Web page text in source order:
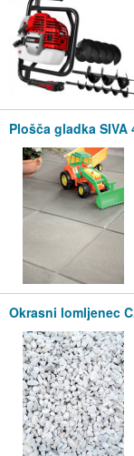
Plošča gladka
Okrasni lomljenec